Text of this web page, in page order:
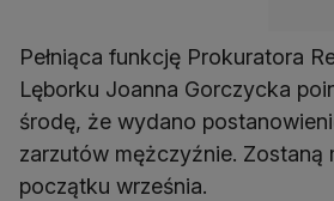
Pełniąca funkcję Prokuratora
Lęborku Joanna Gorczycka
środę, że wydano
zarzutów mężczyźnie. Zostaną
początku września.